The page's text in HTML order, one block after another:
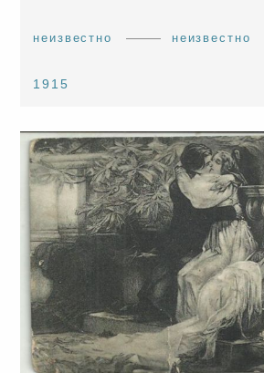
неизвестно неизвестно
1915